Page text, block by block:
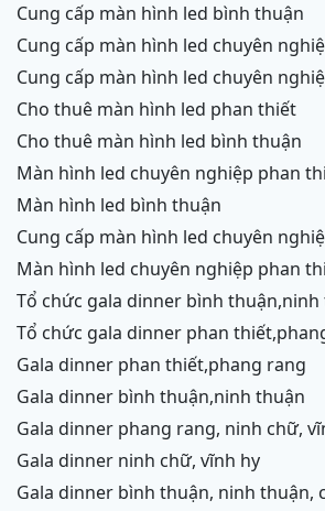
cung cấp màn hình led bình thuận
cung cấp màn hình led chuyên
cung cấp màn hình led chuyên
cho thuê màn hình led phan thiết
cho thuê màn hình led bình thuận
màn hình led chuyên nghiệp phan
màn hình led bình thuận
cung cấp màn hình led chuyên nghiệp phan thiết bình
thuận
màn hình led chuyên nghiệp phan
tổ chức gala dinner bình thuận,ninh thuận,ninh
chữ,vĩnh hy,cam ranh
tổ chức gala dinner phan thiết,phang rang,ninh
chữ,vĩnh hy,cam ranh
gala dinner phan thiết,phang rang
gala dinner bình thuận,ninh thuận
gala dinner phang rang, ninh chữ,
gala dinner ninh chữ, vĩnh hy
gala dinner bình thuận, ninh thuận,